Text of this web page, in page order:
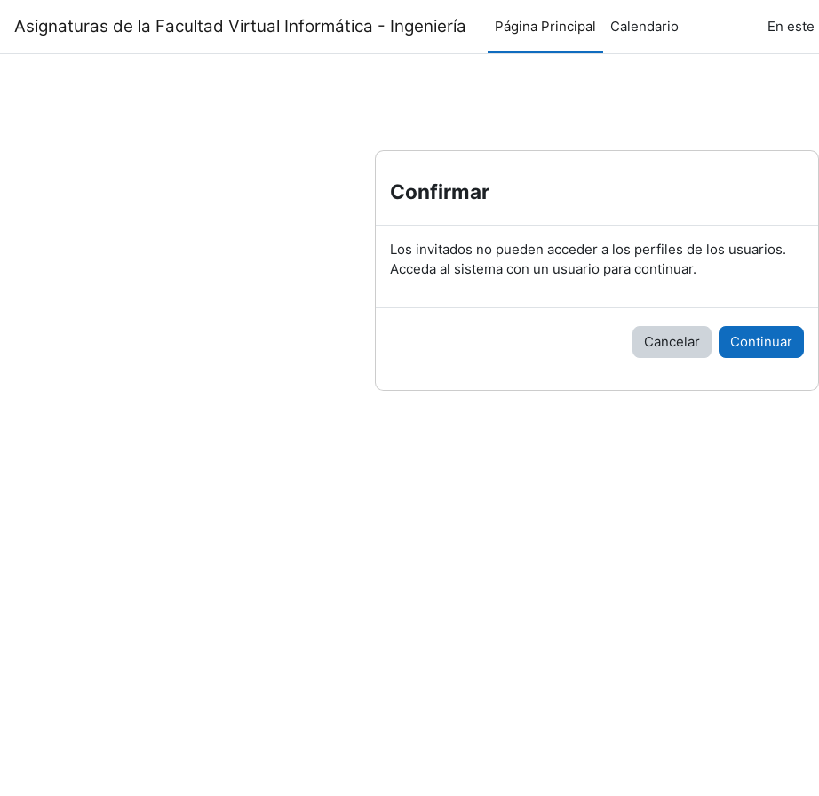
Asignaturas de la Facultad Virtual Informática - Ingeniería Página Principal Calendario En
Confirmar
Los invitados no pueden acceder a los perfiles de los usuarios.
Acceda al sistema con un usuario para continuar.
Cancelar Continuar